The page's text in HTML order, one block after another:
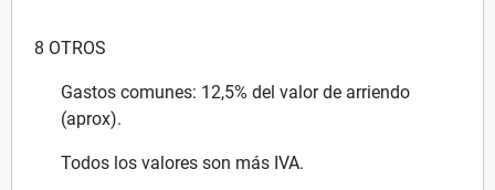
8 OTROS
Gastos comunes: 12,5% del valor de arriendo
(aprox).
Todos los valores son más IVA.